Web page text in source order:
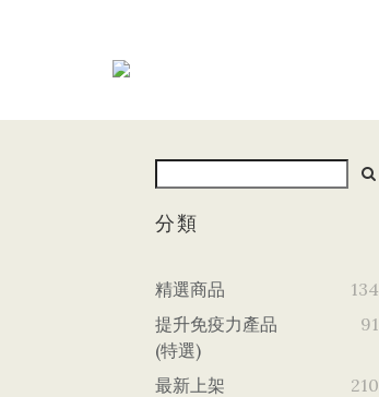
分類
精選商品
134
提升免疫力產品
(特選)
91
最新上架
210